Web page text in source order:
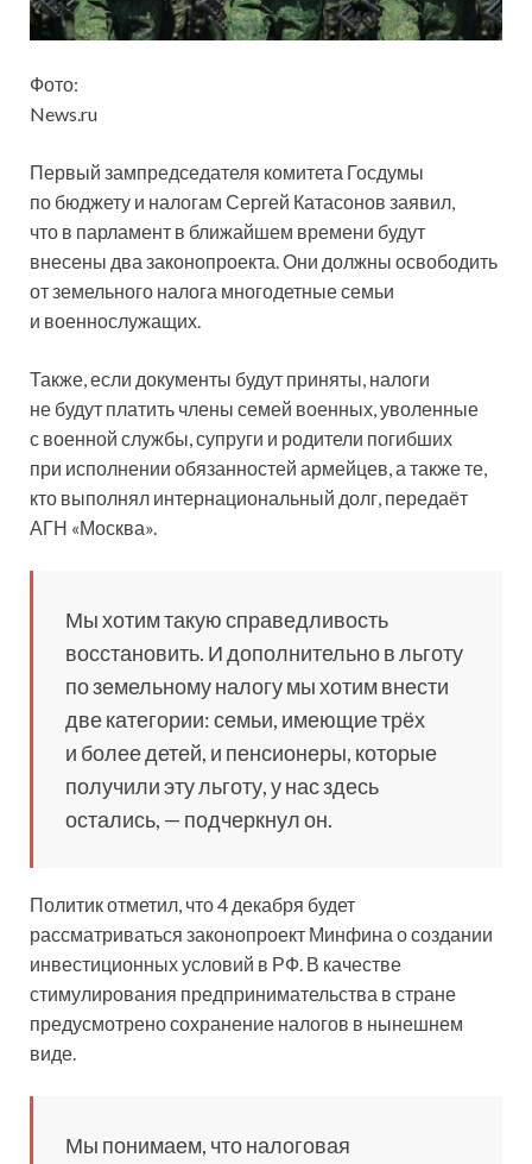
Фото:
News.ru
Первый зампредседателя комитета Госдумы
по бюджету и налогам Сергей Катасонов заявил,
что в парламент в ближайшем времени будут
внесены два законопроекта. Они должны освободить
от земельного налога многодетные семьи
и военнослужащих.
Также, если документы будут приняты, налоги
не будут платить члены семей военных, уволенные
с военной службы, супруги и родители погибших
при исполнении обязанностей армейцев, а также те,
кто выполнял интернациональный долг, передаёт
АГН «Москва».
Мы хотим такую справедливость
восстановить. И дополнительно в льготу
по земельному налогу мы хотим внести
две категории: семьи, имеющие трёх
и более детей, и пенсионеры, которые
получили эту льготу, у нас здесь
остались, — подчеркнул он.
Политик отметил, что 4 декабря будет
рассматриваться законопроект Минфина о создании
инвестиционных условий в РФ. В качестве
стимулирования предпринимательства в стране
предусмотрено сохранение налогов в нынешнем
виде.
Мы понимаем, что налоговая